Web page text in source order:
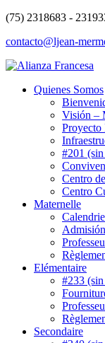
(75) 2318683 -
contacto@ljean-
Quienes Somos
Visión –
Proyecto
#201
Centro
Centro
Maternelle
Elémentaire
#233
Secondaire